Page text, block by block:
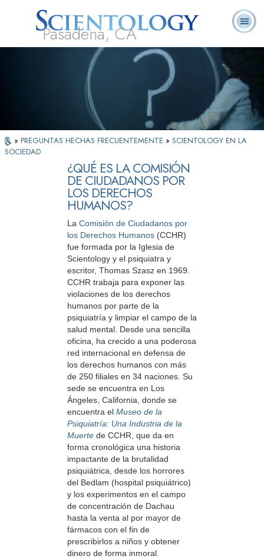
Pasadena, CA
¿Qué es
Scientology?
Ministros
Voluntarios
Preguntas
Frecuentes
» PREGUNTAS HECHAS FRECUENTEMENTE » SCIENTOLOGY EN LA
SOCIEDAD
¿QUÉ ES LA COMISIÓN
DE CIUDADANOS POR
LOS DERECHOS
HUMANOS?
La Comisión de Ciudadanos por
los Derechos Humanos (CCHR)
fue formada por la Iglesia de
Scientology y el psiquiatra y
escritor, Thomas Szasz en 1969.
CCHR trabaja para exponer las
violaciones de los derechos
humanos por parte de la
psiquiatría y limpiar el campo de la
salud mental. Desde una sencilla
oficina, ha crecido a una poderosa
red internacional en defensa de
los derechos humanos con más
de 250 filiales en 34 naciones. Su
sede se encuentra en Los
Ángeles, California, donde se
encuentra el Museo de la
Psiquiatría: Una Industria de la
Muerte de CCHR, que da en
forma cronológica una historia
impactante de la brutalidad
psiquiátrica, desde los horrores
del Bedlam (hospital psiquiátrico)
y los experimentos en el campo
de concentración de Dachau
hasta la venta al por mayor de
fármacos con el fin de
prescribirlos a niños y obtener
dinero de forma inmoral.